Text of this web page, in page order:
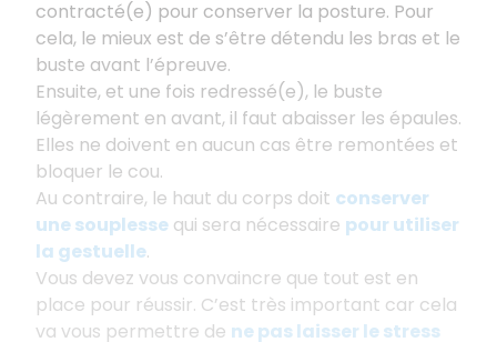
contracté(e) pour conserver la posture. Pour
cela, le mieux est de s’être détendu les bras et le
buste avant l’épreuve.
Ensuite, et une fois redressé(e), le buste
légèrement en avant, il faut abaisser les épaules.
Elles ne doivent en aucun cas être remontées et
bloquer le cou.
Au contraire, le haut du corps doit conserver
une souplesse qui sera nécessaire pour utiliser
la gestuelle.
Vous devez vous convaincre que tout est en
place pour réussir. C’est très important car cela
va vous permettre de ne pas laisser le stress